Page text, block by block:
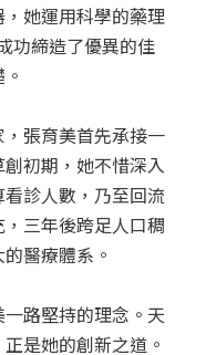
她運用科學的藥理
功締造了優異的佳
張育美首先承接一
初期，她不惜深入
診人數，乃至回流
三年後跨足人口稠
醫療體系。
一路堅持的理念。天
是她的創新之道。